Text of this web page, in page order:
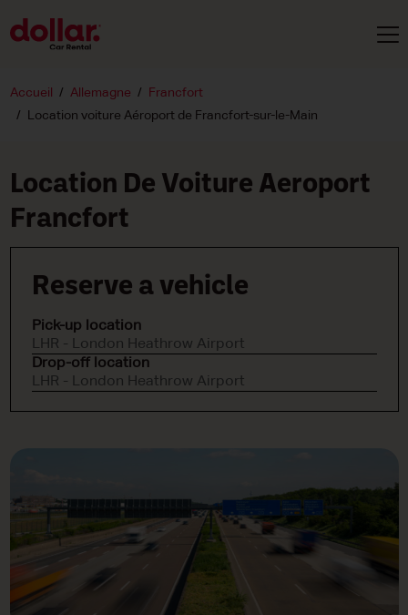
Accueil Allemagne
Francfort
Location voiture Aéroport de Francfort-sur-le-Main
Location De Voiture Aeroport
Francfort
Reserve a vehicle
Pick-up location
LHR - London Heathrow Airport
Drop-off location
LHR - London Heathrow Airport